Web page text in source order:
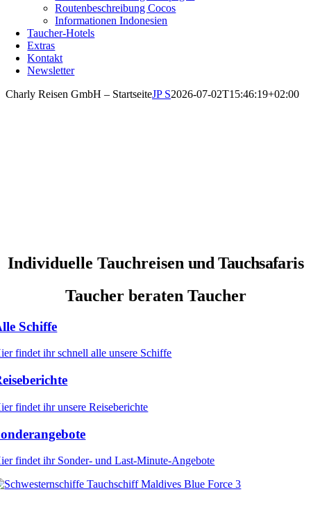
Routenbeschreibung Cocos
Informationen Indonesien
Taucher-Hotels
Extras
Kontakt
Newsletter
Charly Reisen GmbH – StartseiteJP S2026-07-02T15:46:19+02:00
Individuelle Tauchreisenund Tauchsafaris
Taucher beraten Taucher
Schiffe
findet ihr schnell alle unsere Schiffe
findet ihr unsere Reiseberichte
findet ihr Sonder- und Last-Minute-Angebote